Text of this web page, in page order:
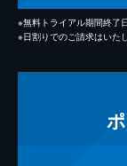
※無料トライアル期間終了
※日割りでのご請求はいた